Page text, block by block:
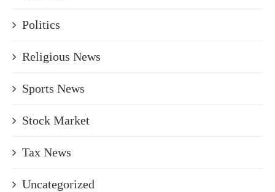
Politics
Religious News
Sports News
Stock Market
Tax News
Uncategorized